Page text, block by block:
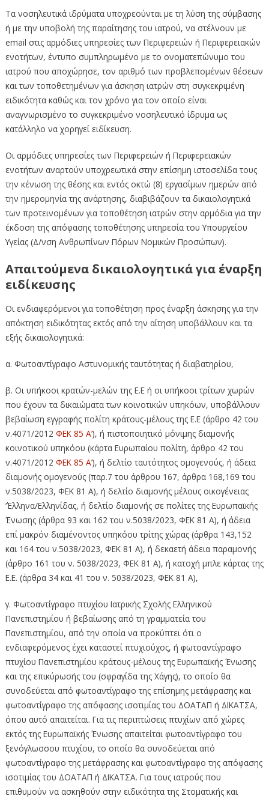
Τα νοσηλευτικά ιδρύματα υποχρεούνται με τη λύση της σύμβασης
ή με την υποβολή της παραίτησης του ιατρού, να στέλνουν με
email στις αρμόδιες υπηρεσίες των Περιφερειών ή Περιφερειακών
ενοτήτων, έντυπο συμπληρωμένο με το ονοματεπώνυμο του
ιατρού που αποχώρησε, τον αριθμό των προβλεπομένων θέσεων
και των τοποθετημένων για άσκηση ιατρών στη συγκεκριμένη
ειδικότητα καθώς και τον χρόνο για τον οποίο είναι
αναγνωρισμένο το συγκεκριμένο νοσηλευτικό ίδρυμα ως
κατάλληλο να χορηγεί ειδίκευση.
Οι αρμόδιες υπηρεσίες των Περιφερειών ή Περιφερειακών
ενοτήτων αναρτούν υποχρεωτικά στην επίσημη ιστοσελίδα τους
την κένωση της θέσης και εντός οκτώ (8) εργασίμων ημερών από
την ημερομηνία της ανάρτησης, διαβιβάζουν τα δικαιολογητικά
των προτεινομένων για τοποθέτηση ιατρών στην αρμόδια για την
έκδοση της απόφασης τοποθέτησης υπηρεσία του Υπουργείου
Υγείας (Δ/νση Ανθρωπίνων Πόρων Νομικών Προσώπων).
Απαιτούμενα δικαιολογητικά για έναρξη
ειδίκευσης
Οι ενδιαφερόμενοι για τοποθέτηση προς έναρξη άσκησης για την
απόκτηση ειδικότητας εκτός από την αίτηση υποβάλλουν και τα
εξής δικαιολογητικά:
α. Φωτοαντίγραφο Αστυνομικής ταυτότητας ή διαβατηρίου,
β. Οι υπήκοοι κρατών-μελών της Ε.Ε ή οι υπήκοοι τρίτων χωρών
που έχουν τα δικαιώματα των κοινοτικών υπηκόων, υποβάλλουν
βεβαίωση εγγραφής πολίτη κράτους-μέλους της Ε.Ε (άρθρο 42 του
ν.4071/2012 ΦΕΚ 85 Α’), ή πιστοποιητικό μόνιμης διαμονής
κοινοτικού υπηκόου (κάρτα Ευρωπαίου πολίτη, άρθρο 42 του
ν.4071/2012 ΦΕΚ 85 Α’), ή δελτίο ταυτότητος ομογενούς, ή άδεια
διαμονής ομογενούς (παρ.7 του άρθρου 167, άρθρα 168,169 του
ν.5038/2023, ΦΕΚ 81 Α), ή δελτίο διαμονής μέλους οικογένειας
‘Έλληνα/Ελληνίδας, ή δελτίο διαμονής σε πολίτες της Ευρωπαϊκής
Ένωσης (άρθρα 93 και 162 του ν.5038/2023, ΦΕΚ 81 Α), ή άδεια
επί μακρόν διαμένοντος υπηκόου τρίτης χώρας (άρθρα 143,152
και 164 του ν.5038/2023, ΦΕΚ 81 Α), ή δεκαετή άδεια παραμονής
(άρθρο 161 του ν. 5038/2023, ΦΕΚ 81 Α), ή κατοχή μπλε κάρτας της
Ε.Ε. (άρθρα 34 και 41 του ν. 5038/2023, ΦΕΚ 81 Α),
γ. Φωτοαντίγραφο πτυχίου Ιατρικής Σχολής Ελληνικού
Πανεπιστημίου ή βεβαίωσης από τη γραμματεία του
Πανεπιστημίου, από την οποία να προκύπτει ότι ο
ενδιαφερόμενος έχει καταστεί πτυχιούχος, ή φωτοαντίγραφο
πτυχίου Πανεπιστημίου κράτους-μέλους της Ευρωπαϊκής Ένωσης
και της επικύρωσής του (σφραγίδα της Χάγης), το οποίο θα
συνοδεύεται από φωτοαντίγραφο της επίσημης μετάφρασης και
φωτοαντίγραφο της απόφασης ισοτιμίας του ΔΟΑΤΑΠ ή ΔΙΚΑΤΣΑ,
όπου αυτό απαιτείται. Για τις περιπτώσεις πτυχίων από χώρες
εκτός της Ευρωπαϊκής Ένωσης απαιτείται φωτοαντίγραφο του
ξενόγλωσσου πτυχίου, το οποίο θα συνοδεύεται από
φωτοαντίγραφο της μετάφρασης και φωτοαντίγραφο της απόφασης
ισοτιμίας του ΔΟΑΤΑΠ ή ΔΙΚΑΤΣΑ. Για τους ιατρούς που
επιθυμούν να ασκηθούν στην ειδικότητα της Στοματικής και